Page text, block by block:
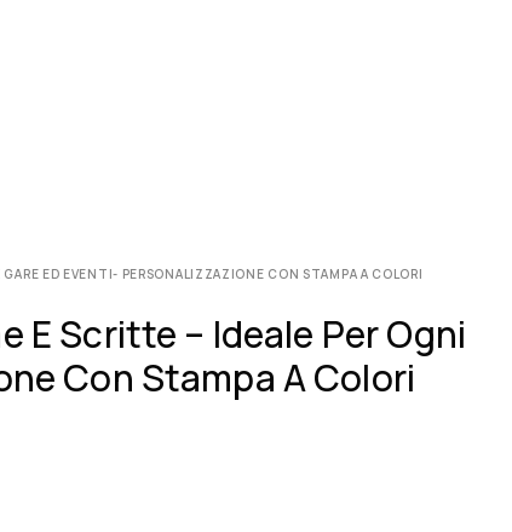
ED EVENTI- PERSONALIZZAZIONE CON STAMPA A COLORI
E Scritte – Ideale Per Ogni
Con Stampa A Colori